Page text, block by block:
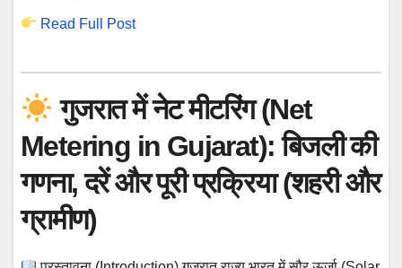
Read Full Post
गुजरात में नेट मीटरिंग (Net
Metering in Gujarat): बिजली की
गणना, दरें और पूरी प्रक्रिया (शहरी और
ग्रामीण)